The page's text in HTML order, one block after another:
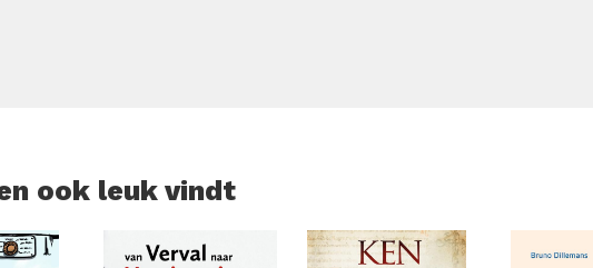
ook leuk vindt